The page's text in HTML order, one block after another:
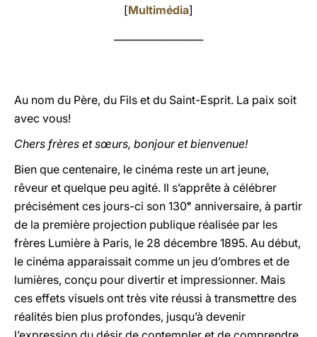
[Multimédia]
Au nom du Père, du Fils et du Saint-Esprit. La paix soit
avec vous!
Chers frères et sœurs, bonjour et bienvenue!
Bien que centenaire, le cinéma reste un art jeune,
rêveur et quelque peu agité. Il s’apprête à célébrer
précisément ces jours-ci son 130ᵉ anniversaire, à partir
de la première projection publique réalisée par les
frères Lumière à Paris, le 28 décembre 1895. Au début,
le cinéma apparaissait comme un jeu d’ombres et de
lumières, conçu pour divertir et impressionner. Mais
ces effets visuels ont très vite réussi à transmettre des
réalités bien plus profondes, jusqu’à devenir